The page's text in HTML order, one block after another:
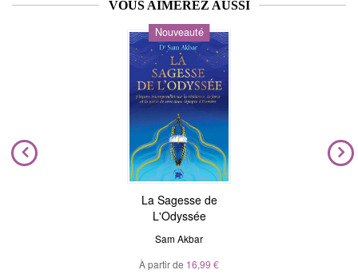
VOUS AIMEREZ AUSSI
Nouveauté
La Sagesse de
L'Odyssée
Sam Akbar
À partir de 16,99 €